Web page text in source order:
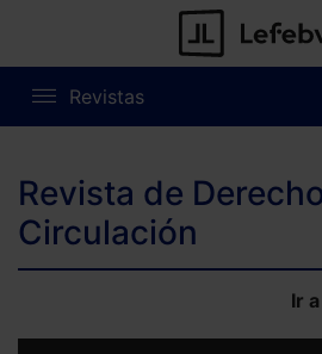
Revistas
Revista de
Circulación
Ir